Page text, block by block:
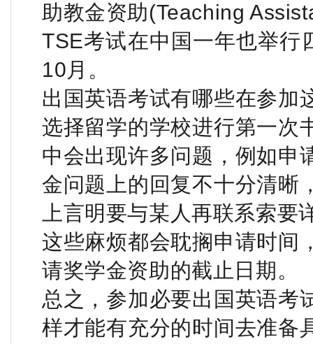
助教金资助(Teaching
TSE考试在中国一年也举行
10月。
出国英语考试有哪些在参加
选择留学的学校进行第一次
中会出现许多问题，例如申
金问题上的回复不十分清晰
上言明要与某人再联系索
这些麻烦都会耽搁申请时间
请奖学金资助的截止日期。
总之，参加必要出国英语考
样才能有充分的时间去准备